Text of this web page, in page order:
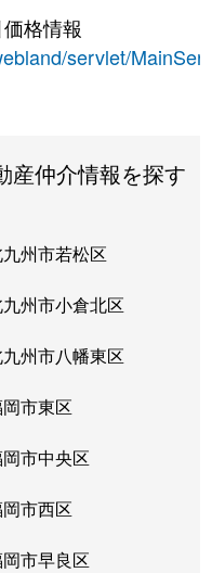
格情報
servlet/
産仲介情報を探す
州市若松区
州市小倉北区
州市八幡東区
市東区
市中央区
市西区
市早良区